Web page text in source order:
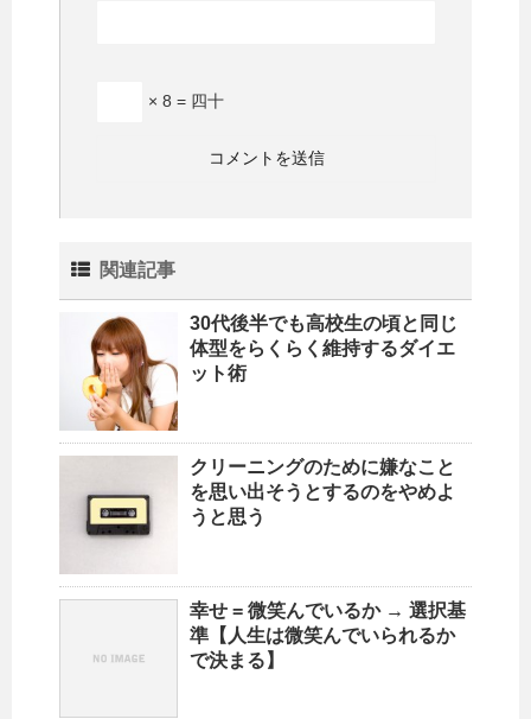
× 8 = 四十
関連記事
30代後半でも高校生の頃と同じ
体型をらくらく維持するダイエ
ット術
クリーニングのために嫌なこと
を思い出そうとするのをやめよ
うと思う
幸せ = 微笑んでいるか → 選択基
準【人生は微笑んでいられるか
で決まる】